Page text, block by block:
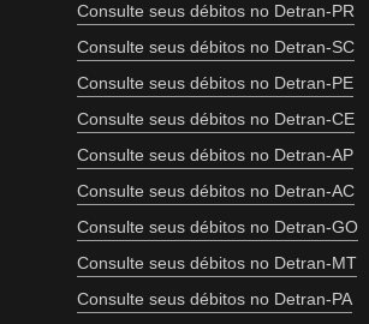
Consulte seus débitos no Detran-PR
Consulte seus débitos no Detran-SC
Consulte seus débitos no Detran-PE
Consulte seus débitos no Detran-CE
Consulte seus débitos no Detran-AP
Consulte seus débitos no Detran-AC
Consulte seus débitos no Detran-GO
Consulte seus débitos no Detran-MT
Consulte seus débitos no Detran-PA